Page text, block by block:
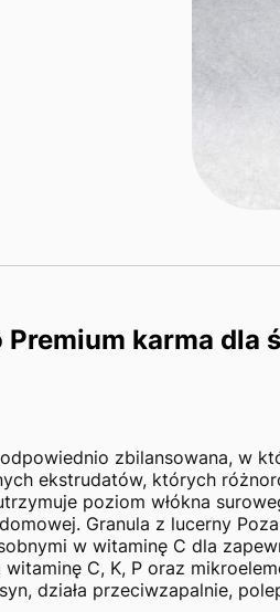
karma dla
zbilansowana, w
ekstrudatów, których
poziom włókna
Granula z lucerny
w witaminę C dla
C, K, P oraz
działa przeciwzapalnie,